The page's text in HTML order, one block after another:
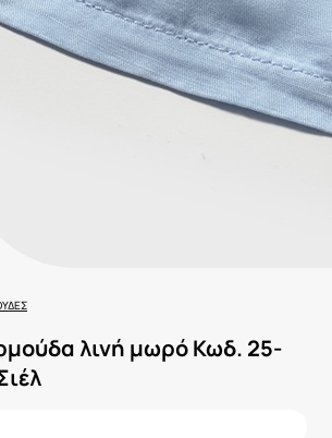
λινή μωρό Κωδ. 25-